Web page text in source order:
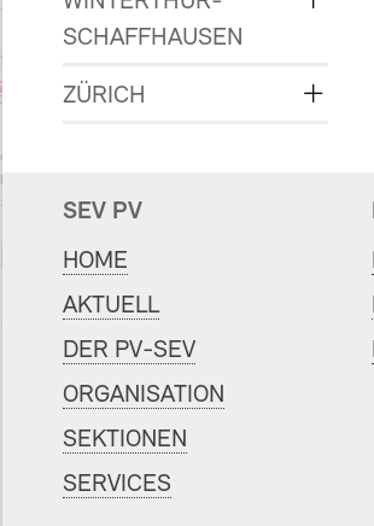
SCHAFFHAUSEN
ZÜRICH
SEV PV
HOME
AKTUELL
DER PV-SEV
ORGANISATION
SEKTIONEN
SERVICES